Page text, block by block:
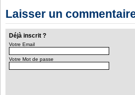
Laisser un
Déjà inscrit ?
Votre Email
Votre Mot de passe